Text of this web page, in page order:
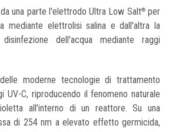
da una parte l'elettrodo Ultra Low Salt®per
mediante elettrolisi salina e dall'altra la
dell'acqua mediante raggi
moderne tecnologie di trattamento
UV-C, riproducendo il fenomeno naturale
all'interno di un reattore. Su una
di 254 nm a elevato effetto germicida,